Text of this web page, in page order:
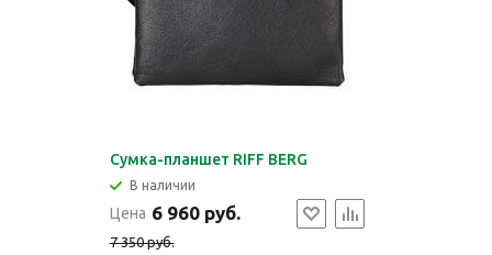
Сумка-планшет RIFF BERG
В наличии
Цена 6 960 руб.
7 350 руб.